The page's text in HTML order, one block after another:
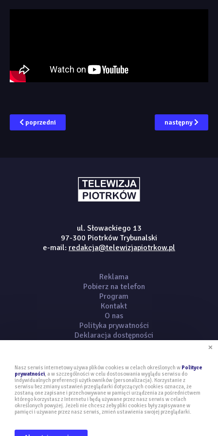
poprzedni następny
ul. Słowackiego 13
97-300 Piotrków Trybunalski
e-mail: redakcja@telewizjapiotrkow.pl
Reklama
Pobierz na telefon
Program
Kontakt
O nas
Polityka prywatności
Deklaracja dostępności
Copyright © 2020 telewizjapiotrkow.pl | Wszelkie prawa zastrzeżone!
projekt i realizacja:kambit.pl
Odwiedziło nas: 2478 osób
×
Nasz serwis internetowy używa plików cookies w celach określonych w Polityce
prywatności, a w szczególności w celu dostosowania wyglądu serwisu do
indywidualnych preferencji użytkowników (personalizacja). Korzystanie z
serwisu bez zmiany ustawień przeglądarki dotyczących cookies oznacza, że
zostaną one zapisane i przechowywane w pamięci urządzenia za pośrednictwem
którego korzystasz z Internetu i będą używane przez nasz serwis w celach
określonych powyżej. Jeżeli nie chcesz żeby pliki cookies były zapisywane w
pamięci i używane przez nasz serwis, zmień ustawienia swojej przeglądarki.